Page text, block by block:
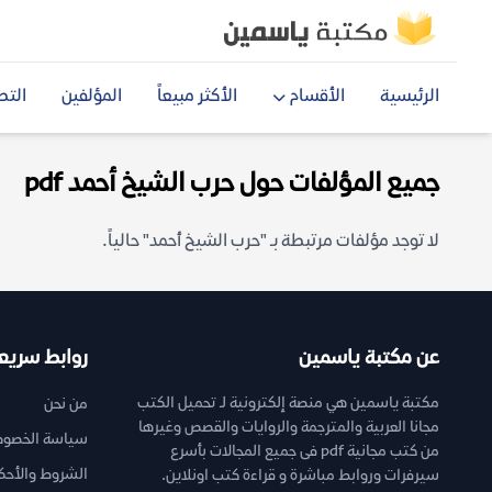
الرئيسية الأقسام الأكثر مبيعاً المؤلفين
جميع المؤلفات حول حرب الشيخ أحمد pdf
لا توجد مؤلفات مرتبطة بـ "حرب الشيخ أحمد" حالياً.
عن مكتبة ياسمين
مكتبة ياسمين هي منصة إلكترونية لـ تحميل الكتب
مجانا العربية والمترجمة والروايات والقصص وغيرها
من كتب مجانية pdf فى جميع المجالات بأسرع
سيرفرات وروابط مباشرة و قراءة كتب اونلاين.
روابط
من نحن
سياسة
الشروط